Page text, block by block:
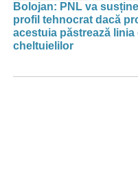
Bolojan: PNL va
profil tehnocrat dacă
acestuia păstrează
cheltuielilor